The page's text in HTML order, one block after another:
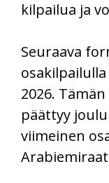
kilpailua ja
Seuraava
2026.
päättyy
viimeinen